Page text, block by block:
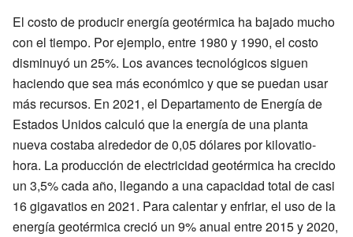
El costo de producir energía geotérmica ha bajado mucho
con el tiempo. Por ejemplo, entre 1980 y 1990, el costo
disminuyó un 25%. Los avances tecnológicos siguen
haciendo que sea más económico y que se puedan usar
más recursos. En 2021, el Departamento de Energía de
Estados Unidos calculó que la energía de una planta
nueva costaba alrededor de 0,05 dólares por kilovatio-
hora. La producción de electricidad geotérmica ha crecido
un 3,5% cada año, llegando a una capacidad total de casi
16 gigavatios en 2021. Para calentar y enfriar, el uso de la
energía geotérmica creció un 9% anual entre 2015 y 2020,